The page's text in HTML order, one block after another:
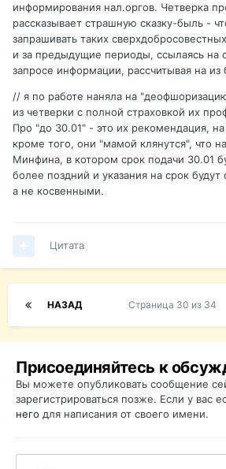
информирования нал.оргов. Четверка
рассказывает страшную сказку-быль -
запрашивать таких
и за предыдущие периоды, ссылаясь
запросе информации, рассчитывая на из
// я по работе наняла на
из четверки с полной страховкой их
Про "до 30.01" - это их рекомендация,
кроме того, они "мамой клянутся", что
Минфина, в котором срок подачи 30.01
более поздний и указания на срок
а не косвенными.
Цитата
НАЗАД Страница 30 из 34
Присоединяйтесь к
Вы можете опубликовать сообщение
зарегистрироваться позже. Если у вас
него для написания от своего имени.